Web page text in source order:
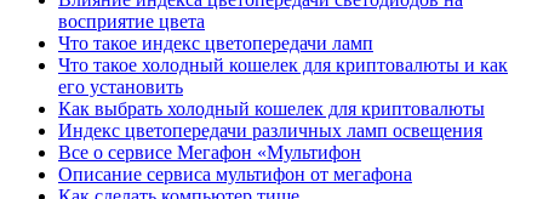
восприятие цвета
Что такое индекс цветопередачи ламп
Что такое холодный кошелек для криптовалюты и как
его установить
Как выбрать холодный кошелек для криптовалюты
Индекс цветопередачи различных ламп освещения
Все о сервисе Мегафон «Мультифон
Описание сервиса мультифон от мегафона